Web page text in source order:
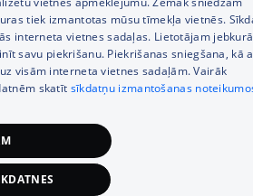
RUSSIAN
ENGLISH
tiek izmantotas mūsu tīmekļa vietnēs.
interneta vietnes sadaļas. Lietotājam
savu piekrišanu. Piekrišanas sniegšana, kā
visām interneta vietnes sadaļām. Vairāk
skatīt sīkdatņu izmantošanas